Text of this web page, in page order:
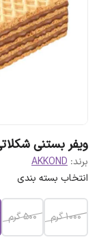
ویفر بستنی
برند: AKKOND
انتخاب بسته بندی
1000 گرم 500 گرم